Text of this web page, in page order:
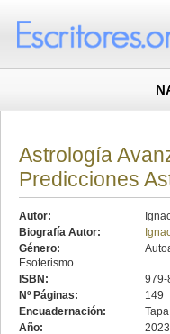
Astrología
Predicciones
Autor:
Biografía Autor:
Género:
Esoterismo
ISBN:
979-
Nº Páginas:
149
Encuadernación:
Año:
2023